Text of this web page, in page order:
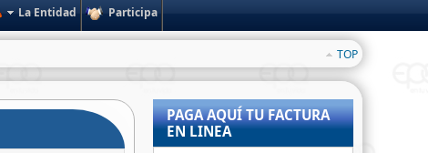
La Entidad Participa
TOP
PAGA AQUÍ TU FACTURA
EN LINEA